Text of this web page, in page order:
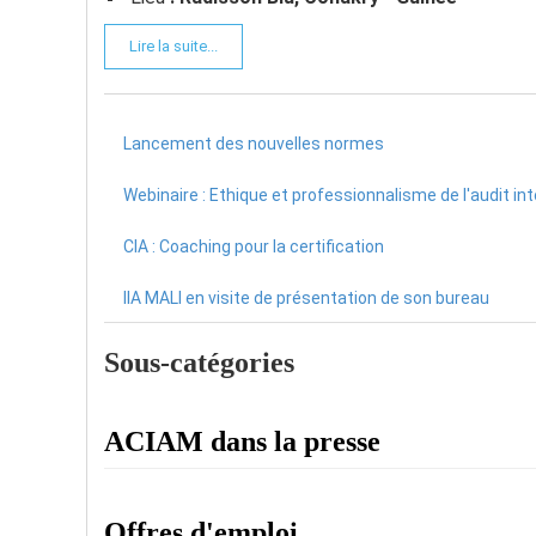
Lire la suite...
Lancement des nouvelles normes
Webinaire : Ethique et professionnalisme de l'audit
CIA : Coaching pour la certification
IIA MALI en visite de présentation de son bureau
Sous-catégories
ACIAM dans la presse